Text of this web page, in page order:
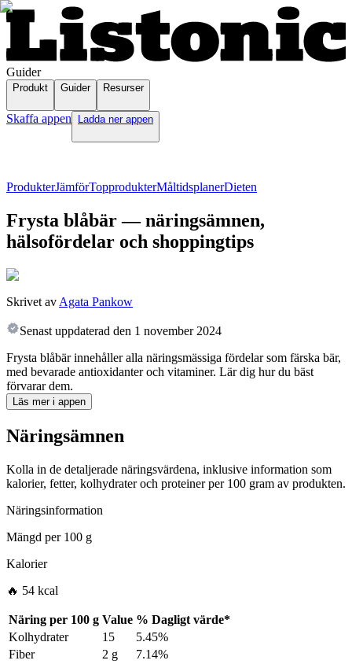
Guider
Produkt Guider Resurser
Skaffa appen Ladda ner appen
ProdukterJämförTopprodukterMåltidsplanerDieten
Frysta blåbär — näringsämnen,
hälsofördelar och shoppingtips
Skrivet av Agata Pankow
Senast uppdaterad den 1 november 2024
Frysta blåbär innehåller alla näringsmässiga fördelar som färska bär,
med bevarade antioxidanter och vitaminer. Lär dig hur du bäst
förvarar dem.
Läs mer i appen
Näringsämnen
Kolla in de detaljerade näringsvärdena, inklusive information som
kalorier, fetter, kolhydrater och proteiner per 100 gram av produkten.
Näringsinformation
Mängd per100 g
Kalorier
🔥 54 kcal
Näring per 100 g Value % Dagligt värde*
Kolhydrater
15
5.45%
Fiber
2 g
7.14%